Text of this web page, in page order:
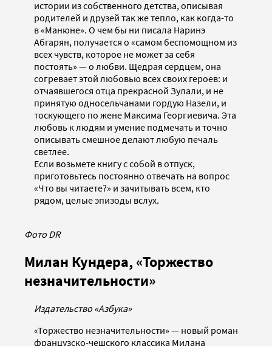
истории из собственного детства, описывая
родителей и друзей так же тепло, как когда-то
в «Манюне». О чем бы ни писала Наринэ
Абгарян, получается о «самом беспомощном из
всех чувств, которое не может за себя
постоять» — о любви. Щедрая сердцем, она
согревает этой любовью всех своих героев: и
отчаявшегося отца прекрасной Зулали, и не
принятую односельчанами гордую Назели, и
тоскующего по жене Максима Георгиевича. Эта
любовь к людям и умение подмечать и точно
описывать смешное делают любую печаль
светлее.
Если возьмете книгу с собой в отпуск,
приготовьтесь постоянно отвечать на вопрос
«Что вы читаете?» и зачитывать всем, кто
рядом, целые эпизоды вслух.
Фото DR
Милан Кундера, «Торжество
незначительности»
Издательство «Азбука»
«Торжество незначительности» — новый роман
французско-чешского классика Милана